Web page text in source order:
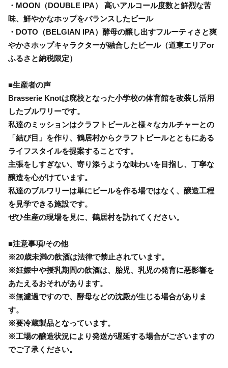
・MOON（DOUBLE IPA） 高いアルコール度数と鮮烈な苦
味、鮮やかなホップをバランスしたビール
・DOTO（BELGIAN IPA）酵母の醸し出すフルーティさと爽
やかさホップキャラクターが融合したビール（道東エリアor
ふるさと納税限定）
■生産者の声
Brasserie Knotは廃校となった小学校の体育館を改装し活用
したブルワリーです。
私達のミッションはクラフトビールと様々なカルチャーとの
「結び目」を作り、鶴居村からクラフトビールとともにある
ライフスタイルを提案することです。
主張をしすぎない、寄り添うような味わいを目指し、丁寧な
醸造を心がけています。
私達のブルワリーは単にビールを作る場ではなく、醸造工程
を見学できる施設です。
ぜひ生産の現場を見に、鶴居村を訪れてください。
■注意事項/その他
※20歳未満の飲酒は法律で禁止されています。
※妊娠中や授乳期間の飲酒は、胎児、乳児の発育に悪影響を
あたえるおそれがあります。
※無濾過ですので、酵母などの沈殿が生じる場合がありま
す。
※要冷蔵製品となっています。
※工場の醸造状況により発送が遅延する場合がございますの
でご了承ください。